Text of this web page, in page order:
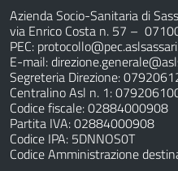
Azienda Socio-Sanitaria di
via Enrico Costa n. 57 –
PEC:
E-mail:
Segreteria Direzione:
Centralino Asl n. 1:
Codice fiscale: 02884000908
Partita IVA: 02884000908
Codice IPA: 5DNNOS0T
Codice Amministrazione